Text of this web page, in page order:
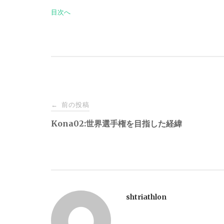
目次へ
投
稿
ゲ
← 前の投稿
Kona02:世界選手権を目指した経緯
shtriathlon